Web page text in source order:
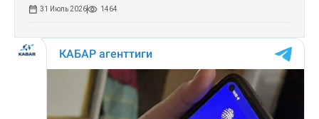
31 Июль 2026 1464